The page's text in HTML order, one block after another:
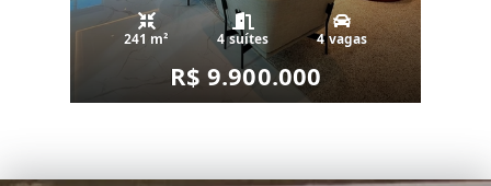
241 m² 4 suítes 4 vagas
R$ 9.900.000